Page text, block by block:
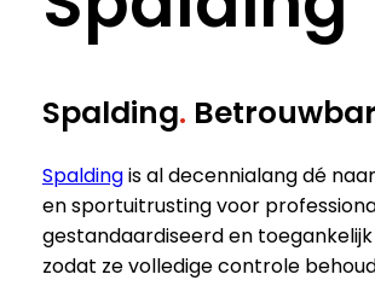
Spalding.
Spaldingis al decennialang dé
en sportuitrusting voor
gestandaardiseerd en
zodat ze volledige controle